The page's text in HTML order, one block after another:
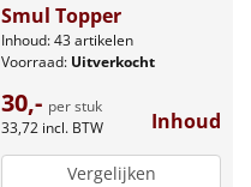
Smul Topper
Inhoud: 43 artikelen
Voorraad: Uitverkocht
30,- per stuk
33,72 incl. BTW Inhoud
Vergelijken